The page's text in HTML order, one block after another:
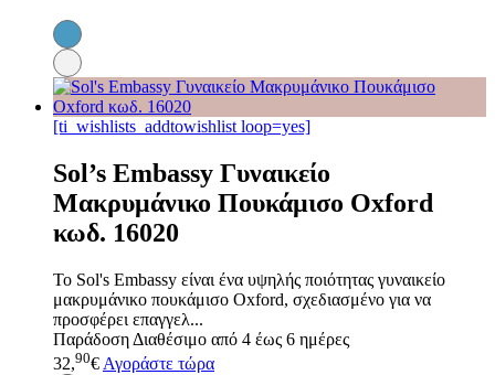
[ti_wishlists_addtowishlist loop=yes]
Sol’s Embassy Γυναικείο
Μακρυμάνικο Πουκάμισο Oxford
κωδ. 16020
Το Sol's Embassy είναι ένα υψηλής ποιότητας γυναικείο
μακρυμάνικο πουκάμισο Oxford, σχεδιασμένο για να
προσφέρει επαγγελ...
Παράδοση Διαθέσιμο από 4 έως 6 ημέρες
32,90€ Αγοράστε τώρα